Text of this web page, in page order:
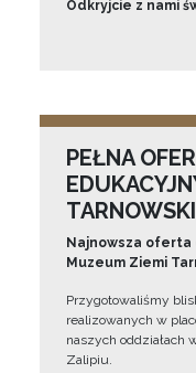
Odkryjcie z nami
PEŁNA
Najnowsza oferta
Muzeum Ziemi
Przygotowaliśmy
realizowanych w
naszych oddziałach
Zalipiu.